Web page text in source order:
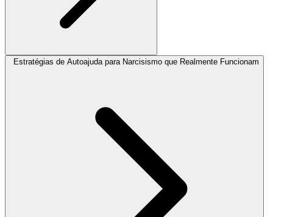
Estratégias de Autoajuda para Narcisismo que Realmente Funcionam